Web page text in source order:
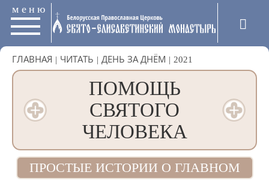
меню
ГЛАВНАЯ | ЧИТАТЬ | ДЕНЬ ЗА ДНЁМ | 2021
ПОМОЩЬ
СВЯТОГО
ЧЕЛОВЕКА
ПРОСТЫЕ ИСТОРИИ О ГЛАВНОМ